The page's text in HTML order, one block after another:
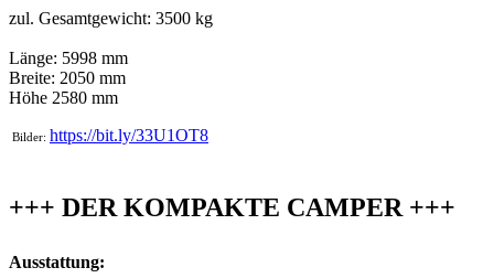
zul. Gesamtgewicht: 3500 kg
Länge: 5998 mm
Breite: 2050 mm
Höhe 2580 mm
Bilder: https://bit.ly/33U1OT8
+++ DER KOMPAKTE CAMPER +++
Ausstattung: